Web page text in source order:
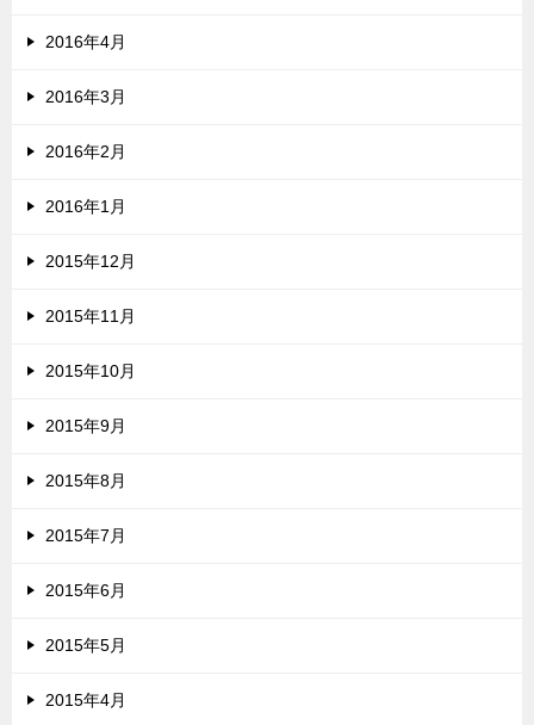
2016年4月
2016年3月
2016年2月
2016年1月
2015年12月
2015年11月
2015年10月
2015年9月
2015年8月
2015年7月
2015年6月
2015年5月
2015年4月